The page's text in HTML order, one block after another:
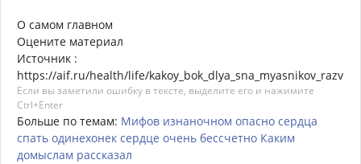
О самом главном
Оцените материал
Источник :
https://aif.ru/health/life/
Если вы заметили ошибку в тексте, выделите его и нажимите
Ctrl+Enter
Больше по темам: Мифов изнаночном опасно сердца
спать одинехонек сердце очень бессчетно Каким
домыслам рассказал